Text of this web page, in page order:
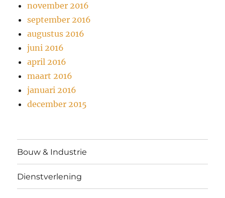
november 2016
september 2016
augustus 2016
juni 2016
april 2016
maart 2016
januari 2016
december 2015
Bouw & Industrie
Dienstverlening